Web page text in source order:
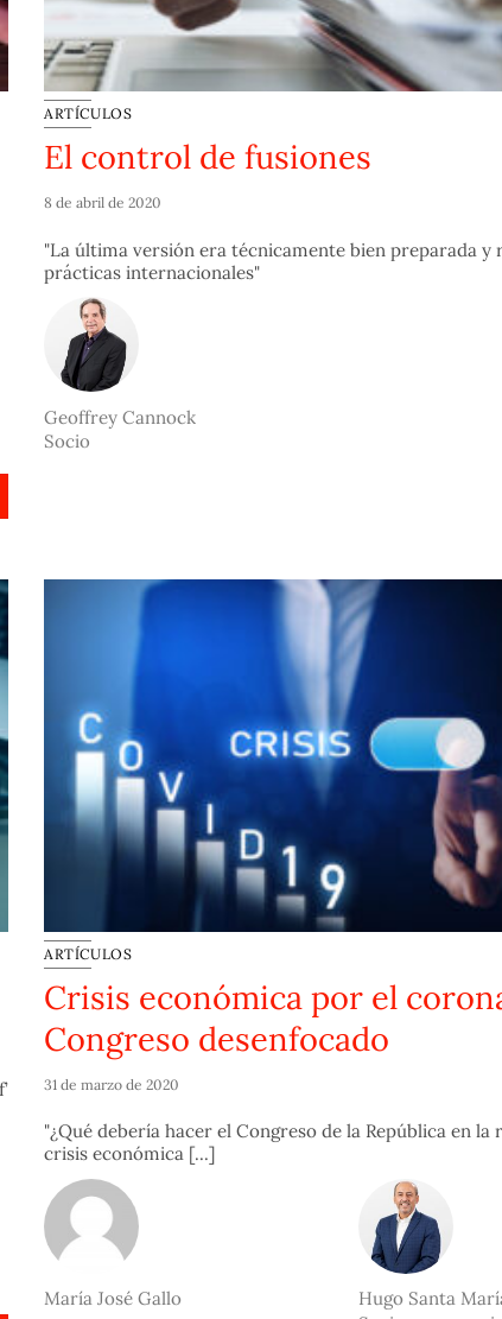
ARTÍCULOS
El control de fusiones
8 de abril de 2020
"La última versión era técnicamente bien preparada y
prácticas internacionales"
Geoffrey Cannock
Socio
ARTÍCULOS
Crisis económica por el
Congreso desenfocado
31 de marzo de 2020
"¿Qué debería hacer el Congreso de la República en la
crisis económica [...]
María José Gallo
Hugo Santa